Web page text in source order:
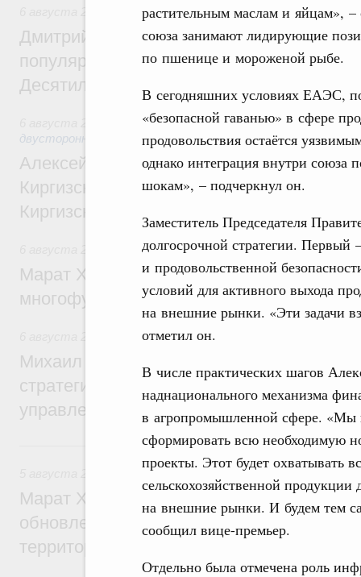
растительным маслам и яйцам»,
союза занимают лидирующие
по пшенице и мороженой рыбе.
В сегодняшних условиях ЕАЭС,
«безопасной гаванью» в сфере
продовольствия остаётся
однако интеграция внутри союза
шокам», – подчеркнул он.
Заместитель Председателя
долгосрочной стратегии. Первый
и продовольственной
условий для активного выхода
на внешние рынки. «Эти задачи
отметил он.
В числе практических шагов
наднационального механизма
в агропромышленной сфере. «Мы
сформировать всю необходимую
проекты. Этот будет охватывать
сельскохозяйственной
на внешние рынки. И будем тем
сообщил вице-премьер.
Отдельно была отмечена роль
Внутренний и въездной туризм
Дмитрий Чернышенко: Порядка 110
популярного туризма в 35 регионах
Десятилетия науки и технологий
Экономические и гуманитарные
двусторонней основе
Алексей Оверчук принял участие в
Киргизского экономического форума и
Киргизской межрегиональной
Дорожное хозяйство
Марат Хуснуллин: На двух скоростных
многофункциональные зоны дорожного
Технологическое развитие. Инновации
Михаил Мишустин дал поручения по
стратегической сессии о
управления научно-технологическим
5 августа, среда
Жилищно-коммунальное хозяйство
Марат Хуснуллин: Более 4,3 тыс.
обновлено в России при участии Фонда
территорий